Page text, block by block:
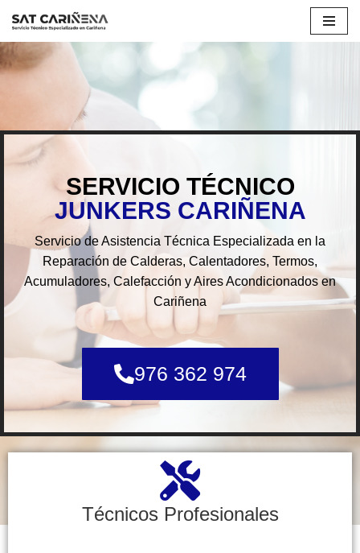
Saltar
al
SERVICIO TÉCNICO
JUNKERS CARIÑENA
Servicio de Asistencia Técnica Especializada en la
Reparación de Calderas, Calentadores, Termos,
Acumuladores, Calefacción y Aires Acondicionados en
Cariñena
976 362 974
Técnicos Profesionales